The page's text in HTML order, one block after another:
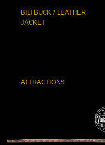
BILTBUCK / LEATHER
JACKET
ATTRACTIONS